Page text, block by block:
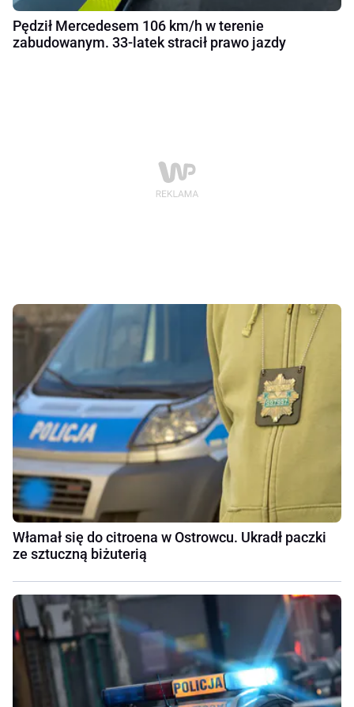
Pędził Mercedesem 106 km/h w terenie
zabudowanym. 33-latek stracił prawo jazdy
Włamał się do citroena w Ostrowcu. Ukradł paczki
ze sztuczną biżuterią